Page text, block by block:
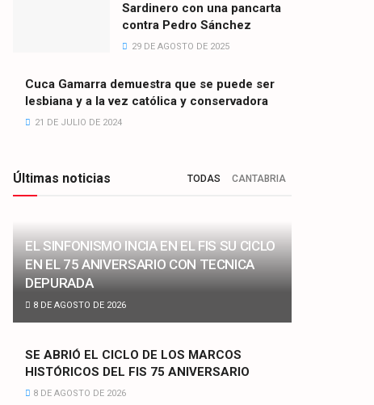
Sardinero con una pancarta
contra Pedro Sánchez
29 DE AGOSTO DE 2025
Cuca Gamarra demuestra que se puede ser
lesbiana y a la vez católica y conservadora
21 DE JULIO DE 2024
Últimas noticias TODAS CANTABRIA
EL SINFONISMO INCIA EN EL FIS SU CICLO
EN EL 75 ANIVERSARIO CON TECNICA
DEPURADA
8 DE AGOSTO DE 2026
SE ABRIÓ EL CICLO DE LOS MARCOS
HISTÓRICOS DEL FIS 75 ANIVERSARIO
8 DE AGOSTO DE 2026